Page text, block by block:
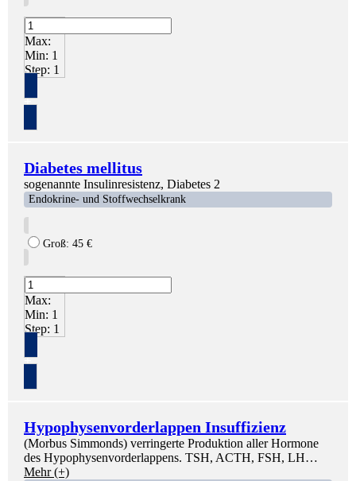
Max:
Min: 1
Step: 1
+
Diabetes mellitus
sogenannte Insulinresistenz, Diabetes 2
Endokrine- und Stoffwechselkrank
Groß: 45 €
Max:
Min: 1
Step: 1
+
Hypophysenvorderlappen Insuffizienz
(Morbus Simmonds) verringerte Produktion aller Hormone
des Hypophysenvorderlappens. TSH, ACTH, FSH, LH…
Mehr (+)